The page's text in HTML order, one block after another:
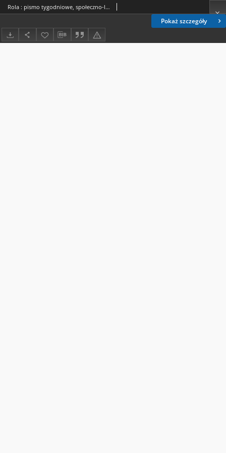
Pokaż szczegóły
Rola : pismo tygodniowe, społeczno-literackie / pod red. Jana Jeleńskiego R. 6, Nr 14 (26 marca/7 kwietnia 1888)